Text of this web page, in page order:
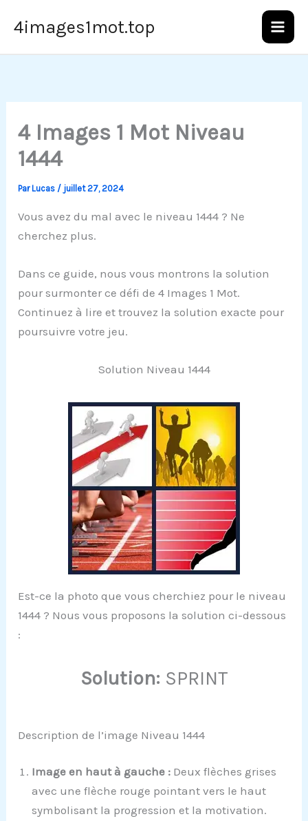
4images1mot.top
4 Images 1 Mot Niveau
1444
ParLucas / juillet 27, 2024
Vous avez du mal avec le niveau 1444 ? Ne
cherchez plus.
Dans ce guide, nous vous montrons la solution
pour surmonter ce défi de 4 Images 1 Mot.
Continuez à lire et trouvez la solution exacte pour
poursuivre votre jeu.
Solution Niveau 1444
Est-ce la photo que vous cherchiez pour le niveau
1444 ? Nous vous proposons la solution ci-dessous
:
Solution: SPRINT
Description de l’image Niveau 1444
Image en haut à gauche : Deux flèches grises
avec une flèche rouge pointant vers le haut
symbolisant la progression et la motivation.